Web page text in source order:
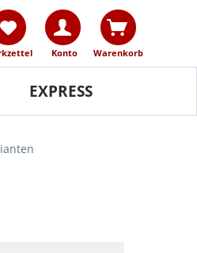
Konto Warenkorb
EXPRESS